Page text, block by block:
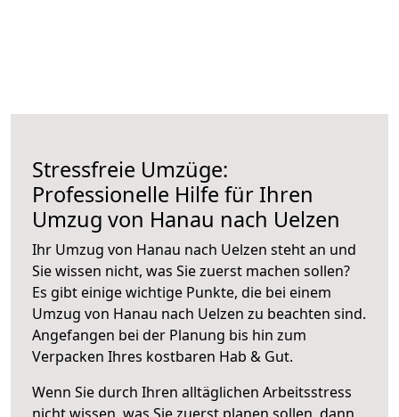
Stressfreie Umzüge:
Professionelle Hilfe für Ihren
Umzug von Hanau nach Uelzen
Ihr Umzug von Hanau nach Uelzen steht an und
Sie wissen nicht, was Sie zuerst machen sollen?
Es gibt einige wichtige Punkte, die bei einem
Umzug von Hanau nach Uelzen zu beachten sind.
Angefangen bei der Planung bis hin zum
Verpacken Ihres kostbaren Hab & Gut.
Wenn Sie durch Ihren alltäglichen Arbeitsstress